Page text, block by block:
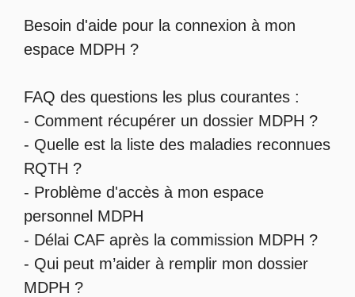
Besoin d'aide pour la connexion à mon
espace MDPH ?
FAQ des questions les plus courantes :
- Comment récupérer un dossier MDPH ?
- Quelle est la liste des maladies reconnues
RQTH ?
- Problème d'accès à mon espace
personnel MDPH
- Délai CAF après la commission MDPH ?
- Qui peut m’aider à remplir mon dossier
MDPH ?